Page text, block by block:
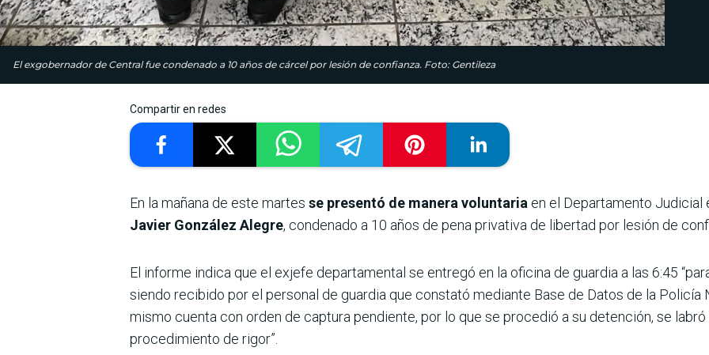
El exgobernador de Central fue condenado a 10 años de cárcel por lesión de confianza. Foto: Gentileza
Compartir en redes
En la mañana de este martes se presentó de manera voluntaria en el Departamento Judicial
Javier González Alegre, condenado a 10 años de pena privativa de libertad por lesión de
El informe indica que el exjefe departamental se entregó en la oficina de guardia a las 6:45
siendo recibido por el personal de guardia que constató mediante Base de Datos de la Policía
mismo cuenta con orden de captura pendiente, por lo que se procedió a su detención, se
procedimiento de rigor”.